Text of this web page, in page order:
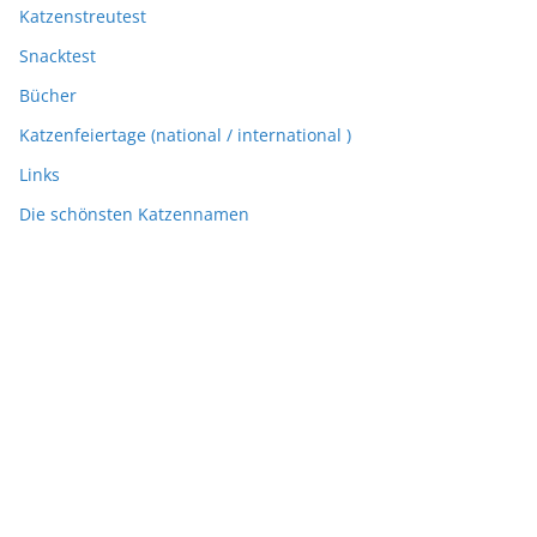
Katzenstreutest
Snacktest
Bücher
Katzenfeiertage (national / international )
Links
Die schönsten Katzennamen